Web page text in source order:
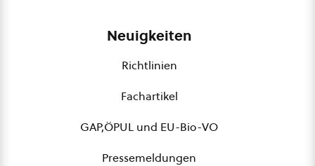
Neuigkeiten
Richtlinien
Fachartikel
GAP,ÖPUL und EU-Bio-VO
Pressemeldungen